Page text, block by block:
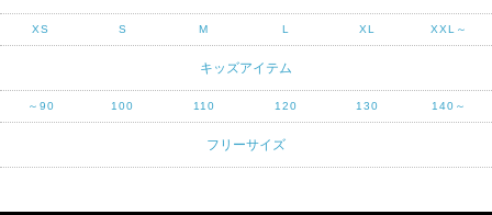
XS S M L XL XXL～
キッズアイテム
～90 100 110 120 130 140～
フリーサイズ